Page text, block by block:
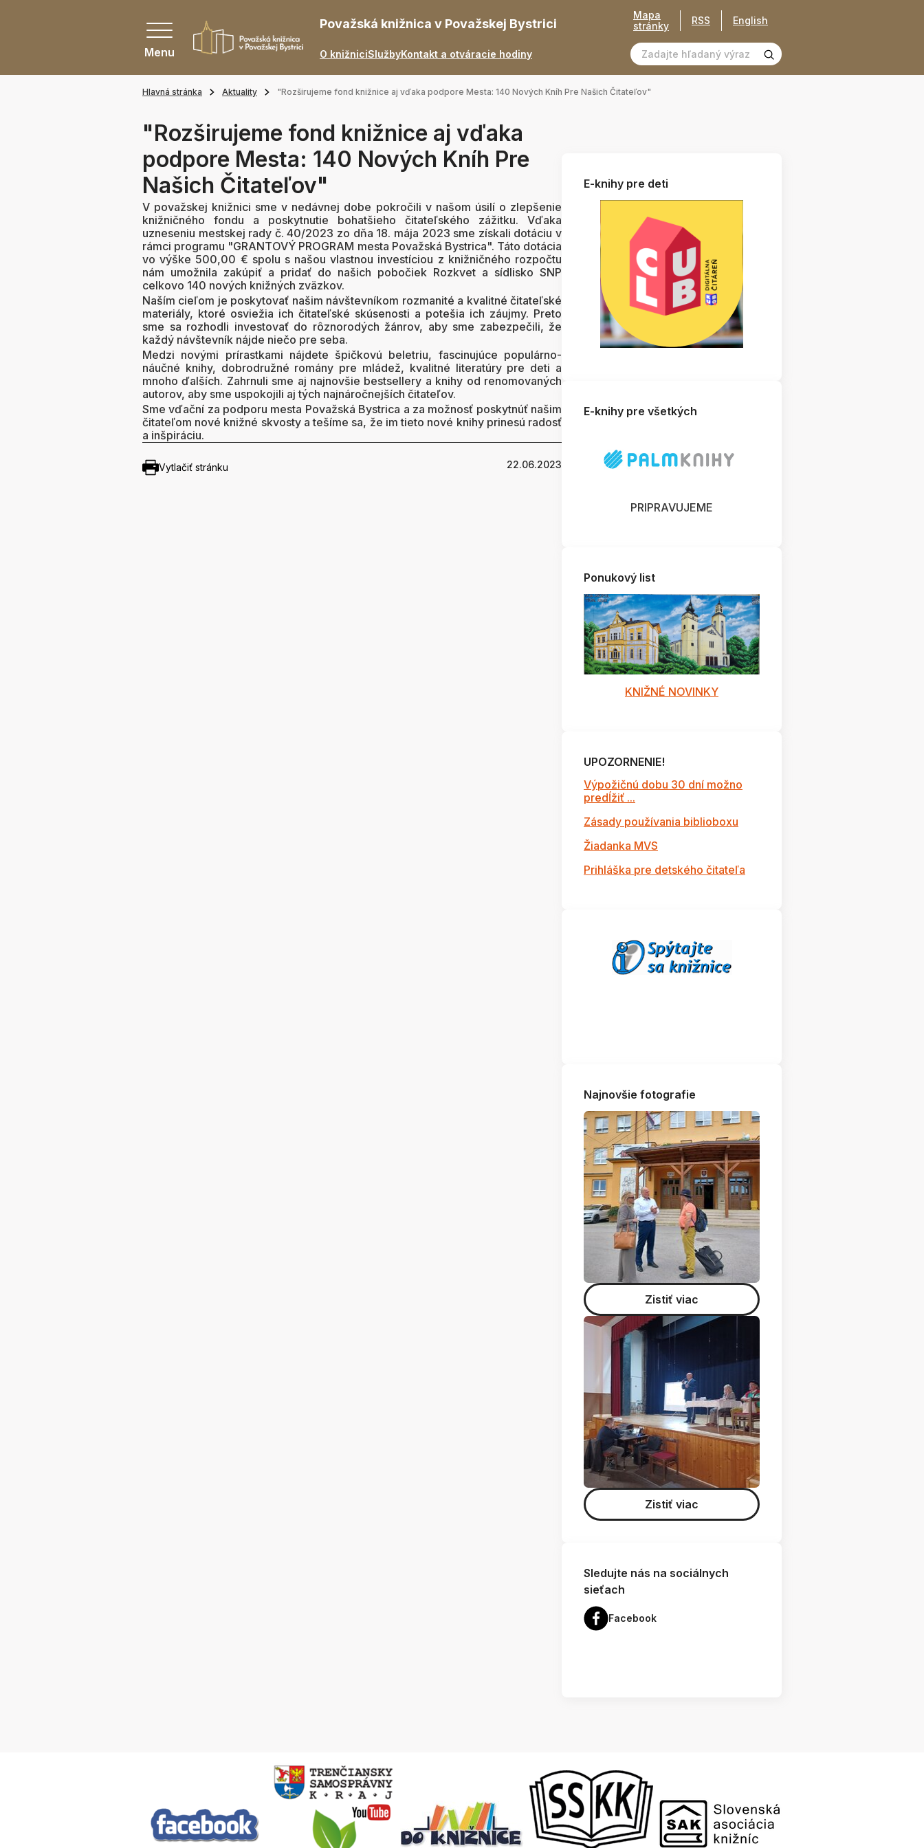
Menu
Považská knižnica v Považskej Bystrici
O knižniciSlužbyKontakt a otváracie hodiny
Mapa
stránky
RSS English
Hlavná stránka Aktuality "Rozširujeme fond knižnice aj vďaka podpore Mesta: 140 Nových Kníh Pre Našich Čitateľov"
"Rozširujeme fond knižnice aj vďaka
podpore Mesta: 140 Nových Kníh Pre
Našich Čitateľov"
V považskej knižnici sme v nedávnej dobe pokročili v našom úsilí o zlepšenie
knižničného fondu a poskytnutie bohatšieho čitateľského zážitku. Vďaka
uzneseniu mestskej rady č. 40/2023 zo dňa 18. mája 2023 sme získali dotáciu v
rámci programu "GRANTOVÝ PROGRAM mesta Považská Bystrica". Táto dotácia
vo výške 500,00 € spolu s našou vlastnou investíciou z knižničného rozpočtu
nám umožnila zakúpiť a pridať do našich pobočiek Rozkvet a sídlisko SNP
celkovo 140 nových knižných zväzkov.
Naším cieľom je poskytovať našim návštevníkom rozmanité a kvalitné čitateľské
materiály, ktoré osviežia ich čitateľské skúsenosti a potešia ich záujmy. Preto
sme sa rozhodli investovať do rôznorodých žánrov, aby sme zabezpečili, že
každý návštevník nájde niečo pre seba.
Medzi novými prírastkami nájdete špičkovú beletriu, fascinujúce populárno-
náučné knihy, dobrodružné romány pre mládež, kvalitné literatúry pre deti a
mnoho ďalších. Zahrnuli sme aj najnovšie bestsellery a knihy od renomovaných
autorov, aby sme uspokojili aj tých najnáročnejších čitateľov.
Sme vďační za podporu mesta Považská Bystrica a za možnosť poskytnúť našim
čitateľom nové knižné skvosty a tešíme sa, že im tieto nové knihy prinesú radosť
a inšpiráciu.
Vytlačiť stránku 22.06.2023
E-knihy pre deti
E-knihy pre všetkých
PRIPRAVUJEME
Ponukový list
KNIŽNÉ NOVINKY
UPOZORNENIE!
Výpožičnú dobu 30 dní možno
predĺžiť ...
Zásady používania biblioboxu
Žiadanka MVS
Prihláška pre detského čitateľa
Najnovšie fotografie
Zistiť viac
Zistiť viac
Sledujte nás na sociálnych
sieťach
Facebook